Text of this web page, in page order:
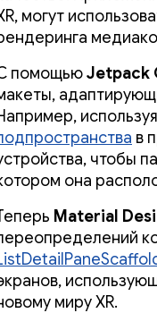
могут
помощьюJetpack
используя
в
чтобы
она
Material
миру XR.